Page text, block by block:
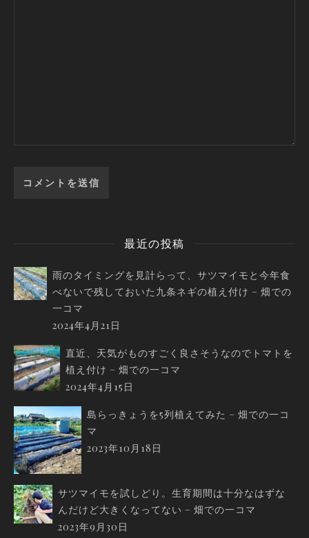
最近の投稿
雨のタイミングを見計らって、サツマイモと今年食
べないで残しておいた九条ネギの植え付け – 畑での
一コマ
2024年4月21日
直近、天気がものすごく良さそうなのでトマトを
植え付け – 畑での一コマ
2024年4月15日
島らっきょうを5列植えてみた – 畑での一コ
マ
2023年10月18日
サツマイモを試しどり。生育期間は十分なはずな
んだけど大きくなってない – 畑での一コマ
2023年9月30日